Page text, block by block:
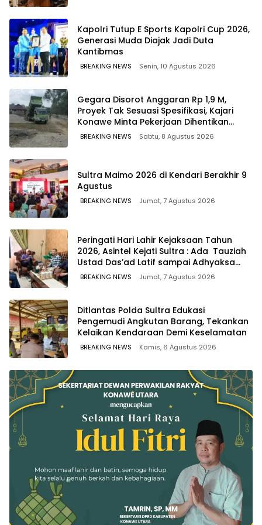
Kapolri Tutup E Sports Kapolri Cup 2026,
Generasi Muda Diajak Jadi Duta
Kantibmas
BREAKING NEWS Senin, 10 Agustus 2026
Gegara Disorot Anggaran Rp 1,9 M,
Proyek Tak Sesuasi Spesifikasi, Kajari
Konawe Minta Pekerjaan Dihentikan
Sementara
BREAKING NEWS Sabtu, 8 Agustus 2026
Sultra Maimo 2026 di Kendari Berakhir 9
Agustus
BREAKING NEWS Jumat, 7 Agustus 2026
Peringati Hari Lahir Kejaksaan Tahun
2026, Asintel Kejati Sultra : Ada Tauziah
Ustad Das’ad Latif sampai Adhyaksa
Run
BREAKING NEWS Jumat, 7 Agustus 2026
Ditlantas Polda Sultra Edukasi
Pengemudi Angkutan Barang, Tekankan
Kelaikan Kendaraan Demi Keselamatan
BREAKING NEWS Kamis, 6 Agustus 2026